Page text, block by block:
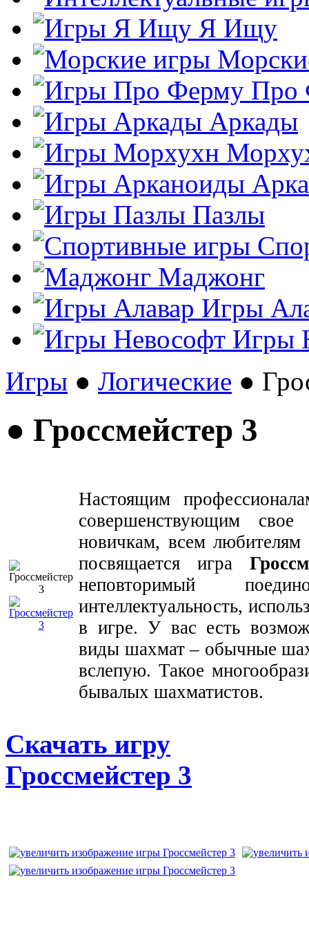
Я Ищу
Про
Аркады
Пазлы
Маджонг
Игры
Игры
Игры ● Логические ●
● Гроссмейстер 3
Настоящим
совершенствующим
новичкам, всем любителям
посвящается игра
неповторимый
интеллектуальность,
в игре. У вас есть
виды шахмат – обычные
вслепую. Такое
бывалых шахматистов.
Скачать игру
Гроссмейстер 3